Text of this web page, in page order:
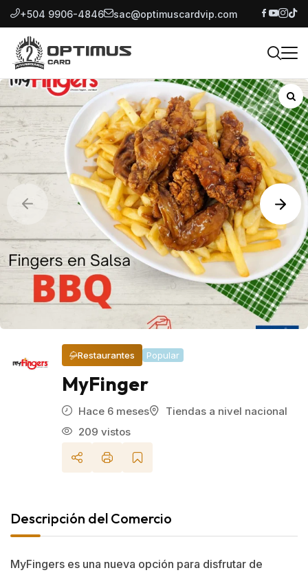
+504 9906-4846 sac@optimuscardvip.com
Restaurantes Popular
MyFinger
Hace 6 meses
Tiendas a nivel nacional
209 vistos
Descripción del Comercio
MyFingers es una nueva opción para disfrutar de